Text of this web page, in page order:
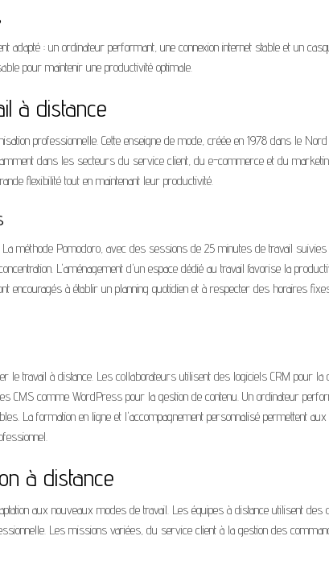
adapté : un ordinateur performant, une connexion internet stable et un
pour maintenir une productivité optimale.
à distance
professionnelle. Cette enseigne de mode, créée en 1978 dans le
dans les secteurs du service client, du e-commerce et du
flexibilité tout en maintenant leur productivité.
méthode Pomodoro, avec des sessions de 25 minutes de travail
L'aménagement d'un espace dédié au travail favorise la
encouragés à établir un planning quotidien et à respecter des horaires
le travail à distance. Les collaborateurs utilisent des logiciels CRM pour la
CMS comme WordPress pour la gestion de contenu. Un ordinateur
La formation en ligne et l'accompagnement personnalisé permettent aux
à distance
aux nouveaux modes de travail. Les équipes à distance utilisent des
Les missions variées, du service client à la gestion des